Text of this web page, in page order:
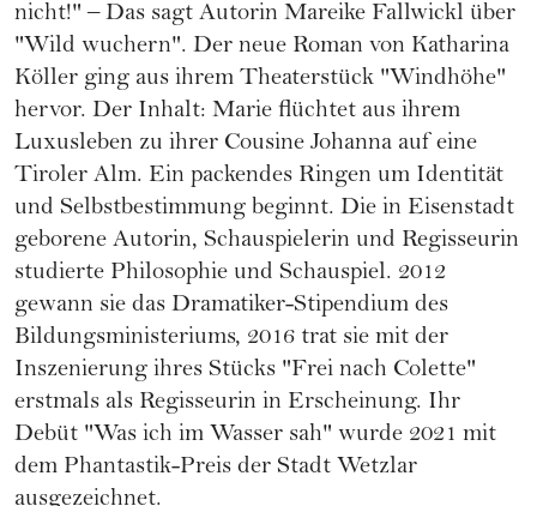
nicht!" – Das sagt Autorin Mareike Fallwickl über
"Wild wuchern". Der neue Roman von Katharina
Köller ging aus ihrem Theaterstück "Windhöhe"
hervor. Der Inhalt: Marie flüchtet aus ihrem
Luxusleben zu ihrer Cousine Johanna auf eine
Tiroler Alm. Ein packendes Ringen um Identität
und Selbstbestimmung beginnt. Die in Eisenstadt
geborene Autorin, Schauspielerin und Regisseurin
studierte Philosophie und Schauspiel. 2012
gewann sie das Dramatiker-Stipendium des
Bildungsministeriums, 2016 trat sie mit der
Inszenierung ihres Stücks "Frei nach Colette"
erstmals als Regisseurin in Erscheinung. Ihr
Debüt "Was ich im Wasser sah" wurde 2021 mit
dem Phantastik-Preis der Stadt Wetzlar
ausgezeichnet.